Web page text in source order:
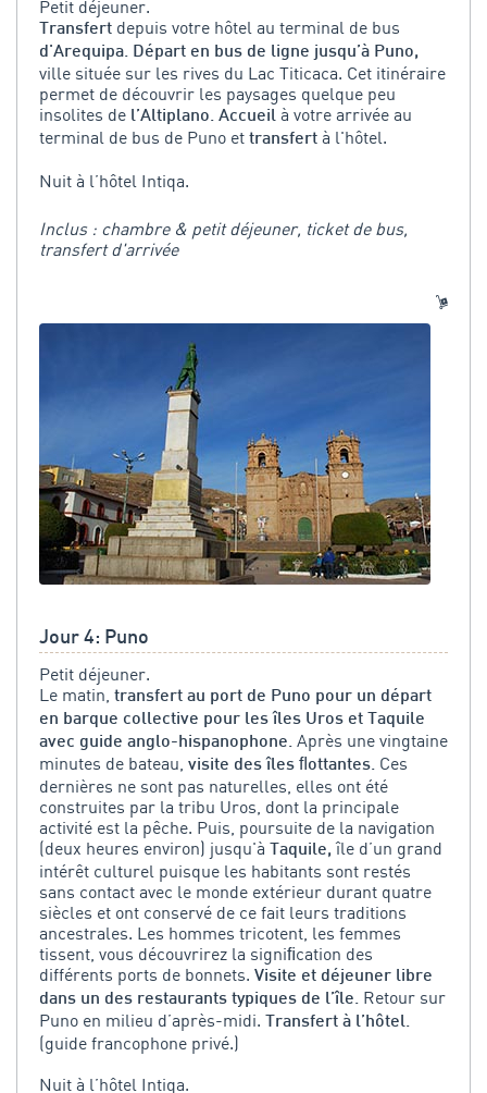
Petit déjeuner.
Transfert depuis votre hôtel au terminal de bus
d'Arequipa. Départ en bus de ligne jusqu’à Puno,
ville située sur les rives du Lac Titicaca. Cet itinéraire
permet de découvrir les paysages quelque peu
insolites de l’Altiplano. Accueil à votre arrivée au
terminal de bus de Puno et transfert à l'hôtel.
Nuit à l’hôtel Intiqa.
Inclus : chambre & petit déjeuner, ticket de bus,
transfert d'arrivée
Jour 4: Puno
Petit déjeuner.
Le matin, transfert au port de Puno pour un départ
en barque collective pour les îles Uros et Taquile
avec guide anglo-hispanophone. Après une vingtaine
minutes de bateau, visite des îles ﬂottantes. Ces
dernières ne sont pas naturelles, elles ont été
construites par la tribu Uros, dont la principale
activité est la pêche. Puis, poursuite de la navigation
(deux heures environ) jusqu'à
Taquile, île d’un grand
intérêt culturel puisque les habitants sont restés
sans contact avec le monde extérieur durant quatre
siècles et ont conservé de ce fait leurs traditions
ancestrales. Les hommes tricotent, les femmes
tissent, vous découvrirez la signiﬁcation des
différents ports de bonnets. Visite et déjeuner libre
dans un des restaurants typiques de l’île. Retour sur
Puno en milieu d’après-midi.
Transfert à l’hôtel.
(guide francophone privé.)
Nuit à l’hôtel Intiqa.